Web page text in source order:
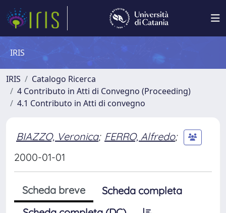
IRIS
IRIS
Catalogo Ricerca
4 Contributo in Atti di Convegno (Proceeding)
4.1 Contributo in Atti di convegno
BIAZZO, Veronica; FERRO, Alfredo;
2000-01-01
Scheda breve
Scheda completa